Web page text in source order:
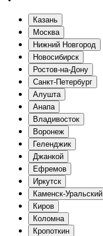
Казань
Москва
Нижний Новгород
Новосибирск
Ростов-на-Дону
Санкт-Петербург
Алушта
Анапа
Владивосток
Воронеж
Геленджик
Джанкой
Ефремов
Иркутск
Каменск-Уральский
Киров
Коломна
Кропоткин